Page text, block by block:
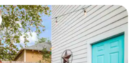
u hostů